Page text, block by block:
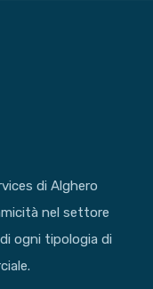
di Alghero
nel settore
ogni tipologia di